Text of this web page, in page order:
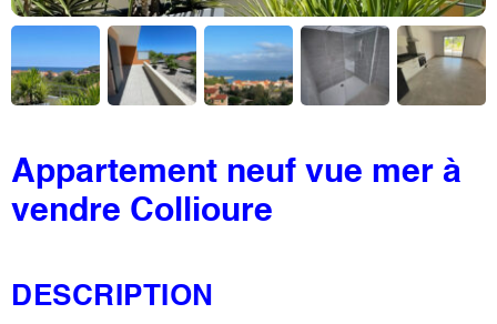
Appartement neuf vue mer à
vendre Collioure
DESCRIPTION